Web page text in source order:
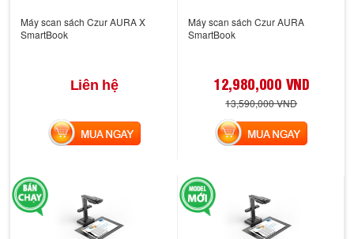
Máy scan sách Czur AURA X
SmartBook
Liên hệ
MUA NGAY
Máy scan sách Czur AURA
SmartBook
12,980,000 VND
13,590,000 VND
MUA NGAY